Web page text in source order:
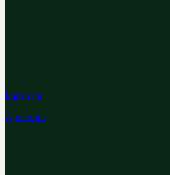
Laden im
App Store